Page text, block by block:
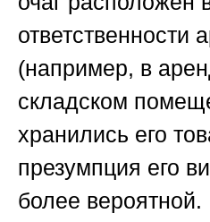
ответственности
(например, в
складском
хранились его
презумпция его
более